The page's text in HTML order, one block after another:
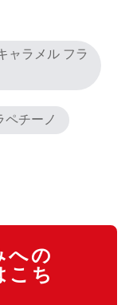
ャラメル フラ
ペチーノ
への
こち